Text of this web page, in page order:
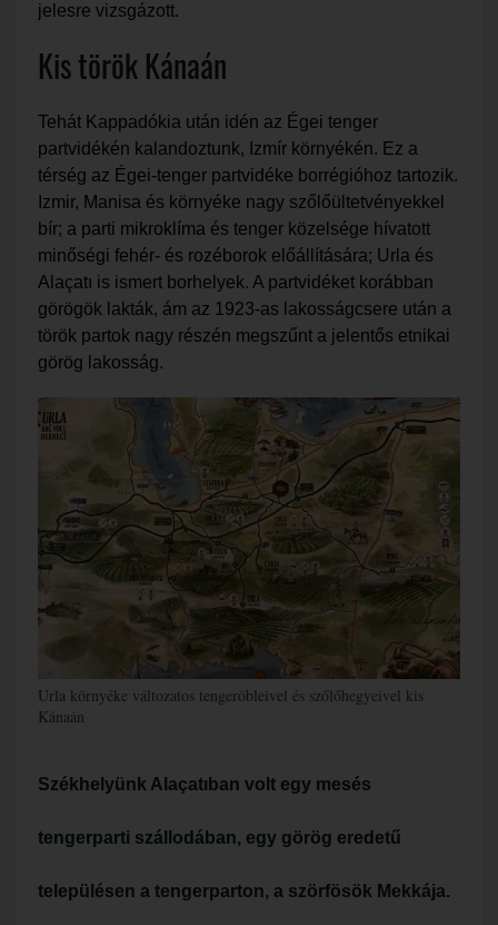
jelesre vizsgázott.
Kis török Kánaán
Tehát Kappadókia után idén az Égei tenger
partvidékén kalandoztunk, Izmír környékén. Ez a
térség az Égei-tenger partvidéke borrégióhoz tartozik.
Izmir, Manisa és környéke nagy szőlőültetvényekkel
bír; a parti mikroklíma és tenger közelsége hívatott
minőségi fehér- és rozéborok előállítására; Urla és
Alaçatı is ismert borhelyek. A partvidéket korábban
görögök lakták, ám az 1923-as lakosságcsere után a
török partok nagy részén megszűnt a jelentős etnikai
görög lakosság.
Urla környéke változatos tengeröbleivel és szőlőhegyeivel kis
Kánaán
Székhelyünk Al açatı ban volt egy mesés
tengerparti szállodában, egy görög eredetű
településen a tengerparton, a szörfösök Mekkája.